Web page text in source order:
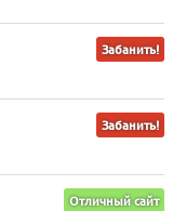
Забанить!
Забанить!
Отличный сайт